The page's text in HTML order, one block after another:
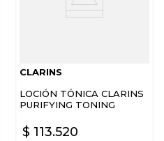
CLARINS
LOCIÓN TÓNICA CLARINS
PURIFYING TONING
$ 113.520